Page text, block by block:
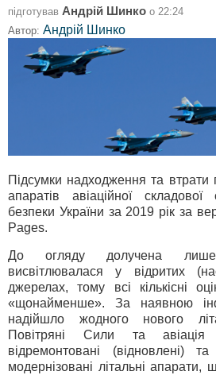
підготував Андрій Шинко о 22:24
Автор: Андрій Шинко
Підсумки надходження та втрати
апаратів авіаційної
безпеки України за 2019 рік за
Pages.
До огляду долучена
висвітлювалася у відритих
джерелах, тому всі кількісні
«щонайменше». За наявною
надійшло жодного нового
Повітряні Сили та
відремонтовані (відновлені)
модернізовані літальні